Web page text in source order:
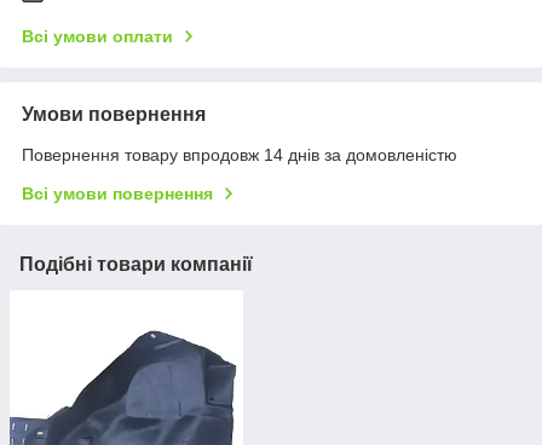
Всі умови оплати
Умови повернення
Повернення товару впродовж 14 днів за домовленістю
Всі умови повернення
Подібні товари компанії